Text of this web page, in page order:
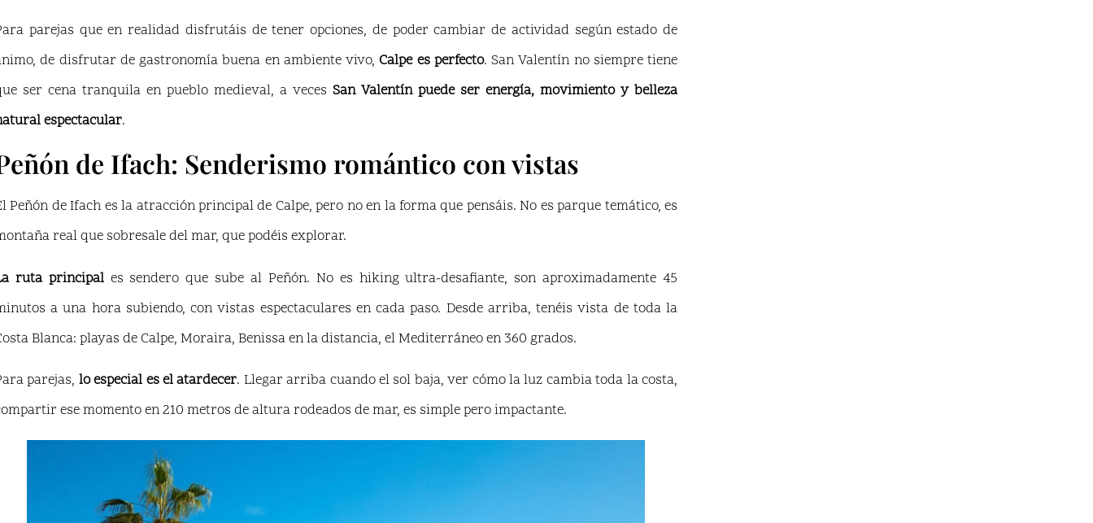
parejas que en realidad disfrutáis de tener opciones, de poder cambiar de actividad según estado de
de disfrutar de gastronomía buena en ambiente vivo,Calpe es perfecto. San Valentín no siempre tiene
ser cena tranquila en pueblo medieval, a veces San Valentín puede ser energía, movimiento y belleza
espectacular.
de Ifach: Senderismo romántico con vistas
Peñón de Ifach es la atracción principal de Calpe, pero no en la forma que pensáis. No es parque temático, es
real que sobresale del mar, que podéis explorar.
ruta principales sendero que sube al Peñón. No es hiking ultra-desafiante, son aproximadamente 45
a una hora subiendo, con vistas espectaculares en cada paso. Desde arriba, tenéis vista de toda la
Blanca: playas de Calpe, Moraira, Benissa en la distancia, el Mediterráneo en 360 grados.
parejas, lo especial es el atardecer. Llegar arriba cuando el sol baja, ver cómo la luz cambia toda la costa,
ese momento en 210 metros de altura rodeados de mar, es simple pero impactante.